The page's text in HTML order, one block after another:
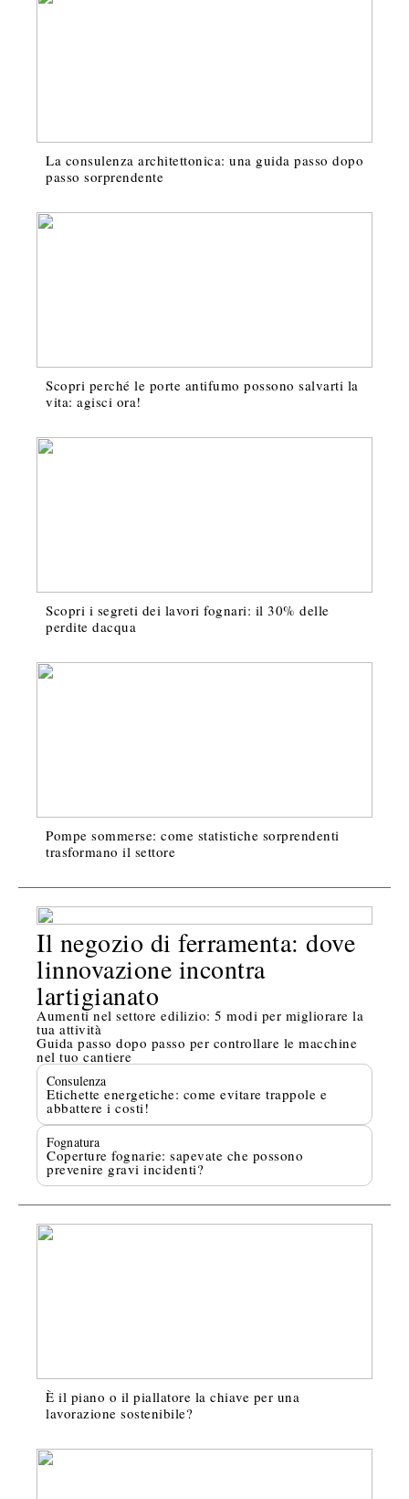
La consulenza architettonica: una guida passo dopo
passo sorprendente
Scopri perché le porte antifumo possono salvarti la
vita: agisci ora!
Scopri i segreti dei lavori fognari: il 30% delle
perdite dacqua
Pompe sommerse: come statistiche sorprendenti
trasformano il settore
Il negozio di ferramenta: dove
linnovazione incontra
lartigianato
Aumenti nel settore edilizio: 5 modi per migliorare la
tua attività
Guida passo dopo passo per controllare le macchine
nel tuo cantiere
Etichette energetiche: come evitare trappole e
abbattere i costi!
Consulenza
Coperture fognarie: sapevate che possono
prevenire gravi incidenti?
Fognatura
È il piano o il piallatore la chiave per una
lavorazione sostenibile?